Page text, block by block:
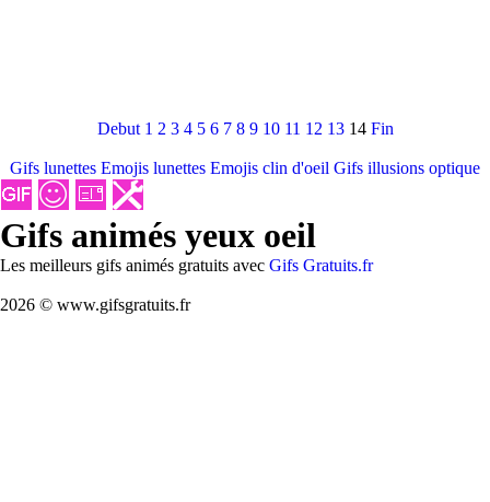
Debut 1 2 3 4 5 6 7 8 9 10 11 12 13 14 Fin
Gifs lunettes Emojis lunettes Emojis clin d'oeil Gifs illusions optique
Gifs animés yeux oeil
Les meilleurs gifs animés gratuits avec Gifs Gratuits.fr
2026 © www.gifsgratuits.fr